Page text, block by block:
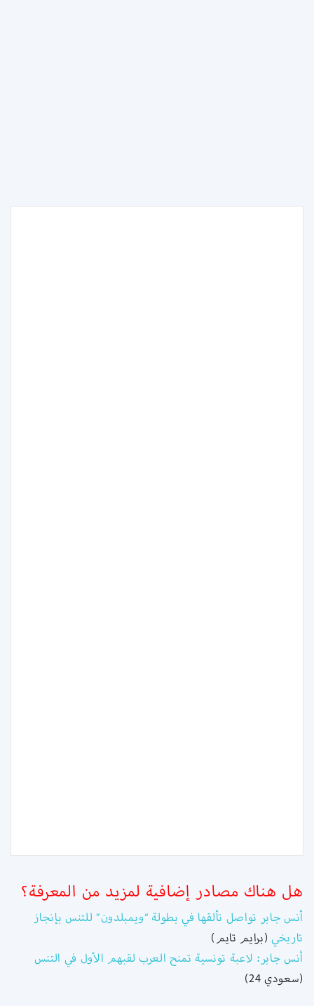
هل هناك مصادر إضافية لمزيد من المعرفة؟
أنس جابر تواصل تألقها في بطولة “ويمبلدون” للتنس بإنجاز
تاريخي(برايم تايم)
أنس جابر: لاعبة تونسية تمنح العرب لقبهم الأول في التنس
(سعودي 24)